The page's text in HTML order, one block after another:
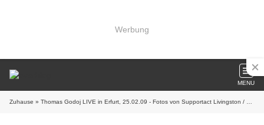
Werbung
MENU
Zuhause » Thomas Godoj LIVE in Erfurt, 25.02.09 - Fotos von Supportact Livingston / Thomas Godoj & Band